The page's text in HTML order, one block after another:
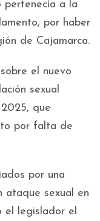
pertenecía a la
por haber
de Cajamarca.
el nuevo
sexual
que
por falta de
por una
ataque sexual en
el legislador el